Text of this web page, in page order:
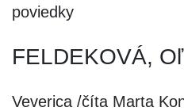
poviedky
FELDEKOVÁ,
Veverica /číta Marta